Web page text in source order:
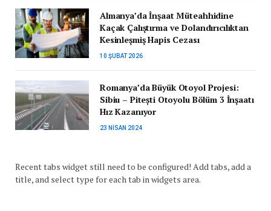
Almanya’da İnşaat Müteahhidine
Kaçak Çalıştırma ve Dolandırıcılıktan
Kesinleşmiş Hapis Cezası
10 ŞUBAT 2026
Romanya’da Büyük Otoyol Projesi:
Sibiu – Pitești Otoyolu Bölüm 3 İnşaatı
Hız Kazanıyor
23 NISAN 2024
Recent tabs widget still need to be configured! Add tabs, add a
title, and select type for each tab in widgets area.